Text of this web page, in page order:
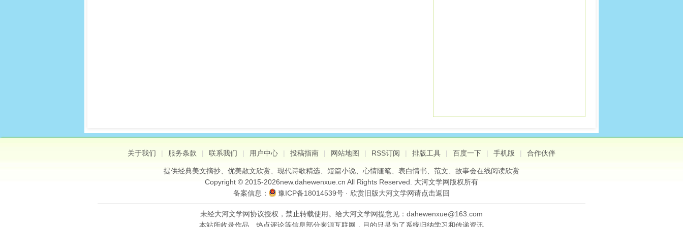
关于我们 | 服务条款 | 联系我们 | 用户中心 | 投稿指南 | 网站地图 | RSS订阅 | 排版工具 | 百度一下 | 手机版 | 合作伙伴
提供经典美文摘抄 优美散文欣赏 现代诗歌精选 短篇小说 心情随笔 表白情书 范文 故事会在线阅读欣赏
Copyright © 2015-2026new.dahewenxue.cn All Rights Reserved. 大河文学网版权所有
备案信息：
豫ICP备18014539号 · 欣赏旧版大河文学网请点击返回
未经大河文学网协议授权，禁止转载使用。给大河文学网提意见：dahewenxue@163.com
本站所收录作品、热点评论等信息部分来源互联网，目的只是为了系统归纳学习和传递资讯